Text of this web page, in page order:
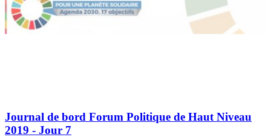
Journal de bord Forum Politique de Haut Niveau
2019 - Jour 7